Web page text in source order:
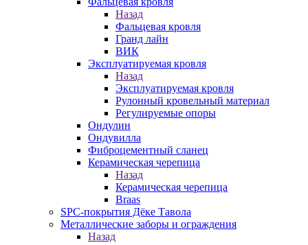
Назад
Фальцевая кровля
Гранд лайн
ВИК
Эксплуатируемая кровля
Назад
Эксплуатируемая кровля
Рулонный кровельный материал
Регулируемые опоры
Ондулин
Ондувилла
Фиброцементный сланец
Керамическая черепица
Назад
Керамическая черепица
Braas
SPC-покрытия Дёке Тавола
Металлические заборы и ограждения
Назад